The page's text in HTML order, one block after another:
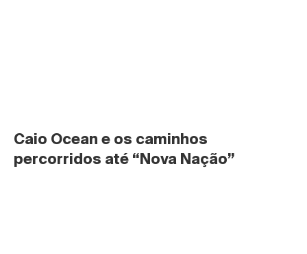
Caio Ocean e os caminhos
percorridos até “Nova Nação”